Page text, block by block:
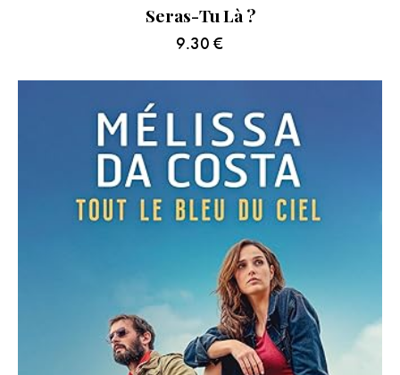
Seras-Tu Là ?
9.30 €